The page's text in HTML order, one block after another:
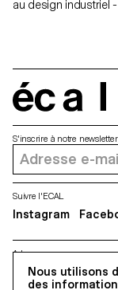
au design industriel
Nous utilisons
des
Adresse
5, avenue du
S'inscrire à notre newsletter
Suivre l'ECAL
Instagram